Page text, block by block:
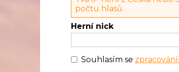
počtu hlasů.
Herní nick
Souhlasím se